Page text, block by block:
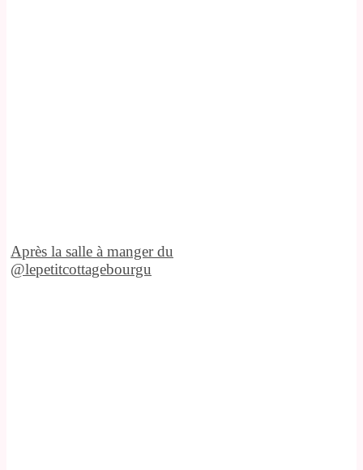
Après la salle à manger du
@lepetitcottagebourgu